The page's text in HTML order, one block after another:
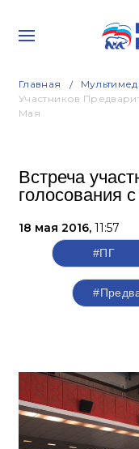
Главная
Участников
Мая
Встреча
голосования
18 мая 2016, 11:57
#ПГ